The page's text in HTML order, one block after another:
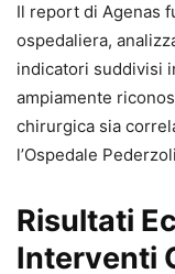
Il report di Agenas
ospedaliera,
indicatori suddivisi
ampiamente
chirurgica sia
l’Ospedale
Risultati
Interventi